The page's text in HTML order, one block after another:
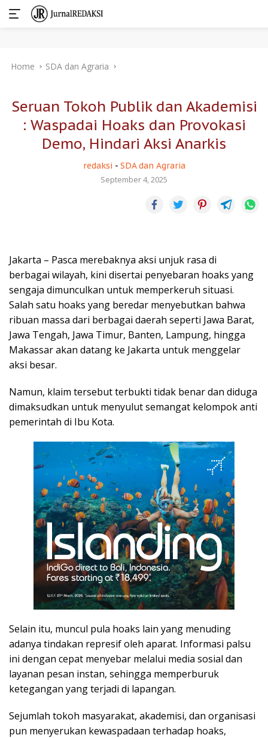
Home SDA dan Agraria
Seruan Tokoh Publik dan Akademisi
: Waspadai Hoaks dan Provokasi
Demo, Hindari Aksi Anarkis
redaksi - SDA dan Agraria
September 4, 2025
Jakarta – Pasca merebaknya aksi unjuk rasa di
berbagai wilayah, kini disertai penyebaran hoaks yang
sengaja dimunculkan untuk memperkeruh situasi.
Salah satu hoaks yang beredar menyebutkan bahwa
ribuan massa dari berbagai daerah seperti Jawa Barat,
Jawa Tengah, Jawa Timur, Banten, Lampung, hingga
Makassar akan datang ke Jakarta untuk menggelar
aksi besar.
Namun, klaim tersebut terbukti tidak benar dan diduga
dimaksudkan untuk menyulut semangat kelompok anti
pemerintah di Ibu Kota.
Selain itu, muncul pula hoaks lain yang menuding
adanya tindakan represif oleh aparat. Informasi palsu
ini dengan cepat menyebar melalui media sosial dan
layanan pesan instan, sehingga memperburuk
ketegangan yang terjadi di lapangan.
Sejumlah tokoh masyarakat, akademisi, dan organisasi
pun menyerukan kewaspadaan terhadap hoaks,